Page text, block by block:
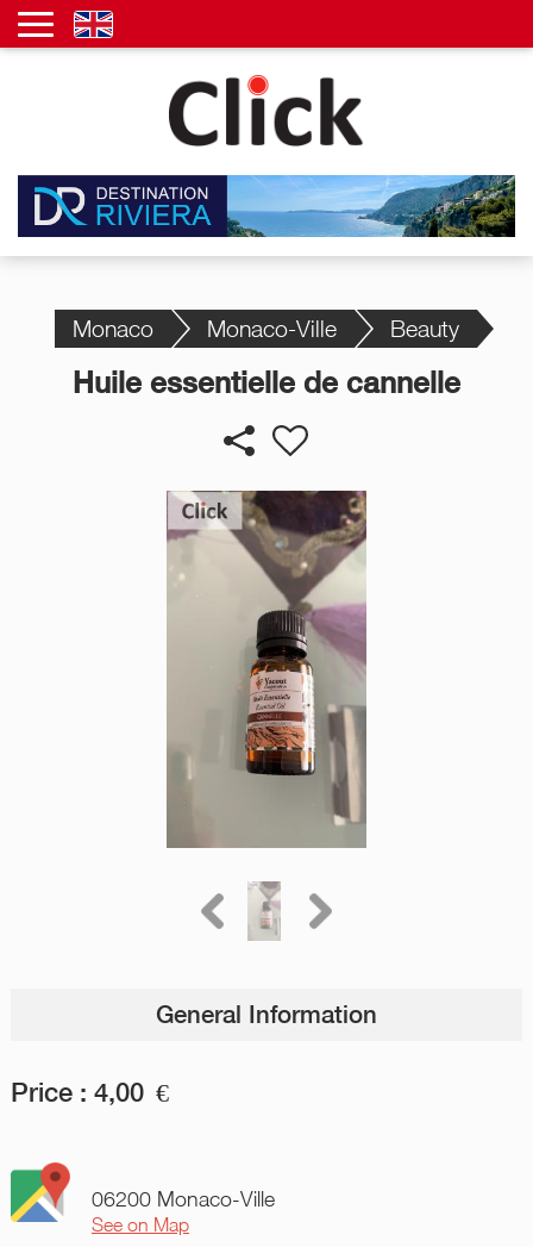
Monaco Monaco-Ville Beauty
Huile essentielle de cannelle
General Information
Price : 4,00 €
06200 Monaco-Ville
See on Map